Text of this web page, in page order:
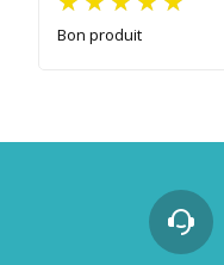
Bon produit